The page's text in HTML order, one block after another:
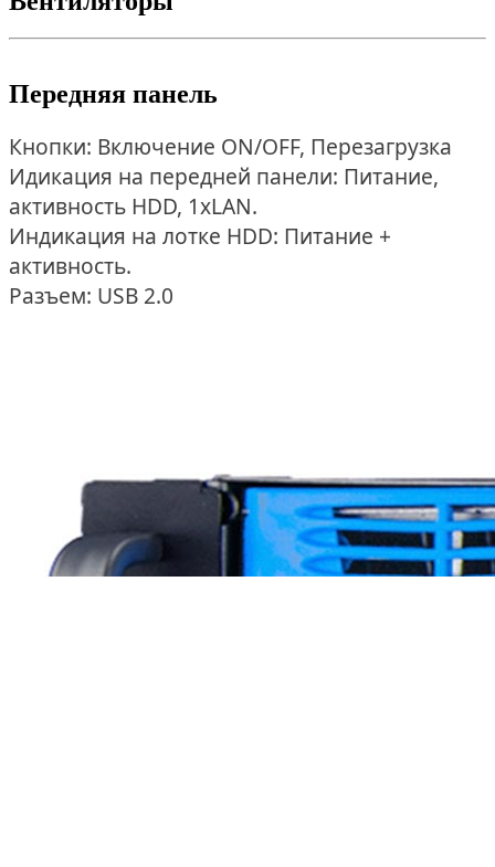
Передняя панель
Кнопки: Включение ON/OFF, Перезагрузка
Идикация на передней панели: Питание,
активность HDD, 1xLAN.
Индикация на лотке HDD: Питание +
активность.
Разъем: USB 2.0